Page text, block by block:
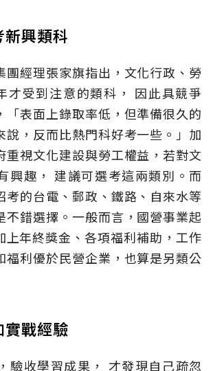
興類科
團經理張家旗指出，文化行政、勞
才受到注意的類科， 因此具競爭
「表面上錄取率低，但準備很久的
說，反而比熱門科好考一些。」加
重視文化建設與勞工權益，若對文
興趣， 建議可選考這兩類別。而
考的台電、郵政、鐵路、自來水等
不錯選擇。一般而言，國營事業起
上年終獎金、各項福利補助，工作
福利優於民營企業，也算是另類公
戰經驗
驗收學習成果， 才發現自己疏忽